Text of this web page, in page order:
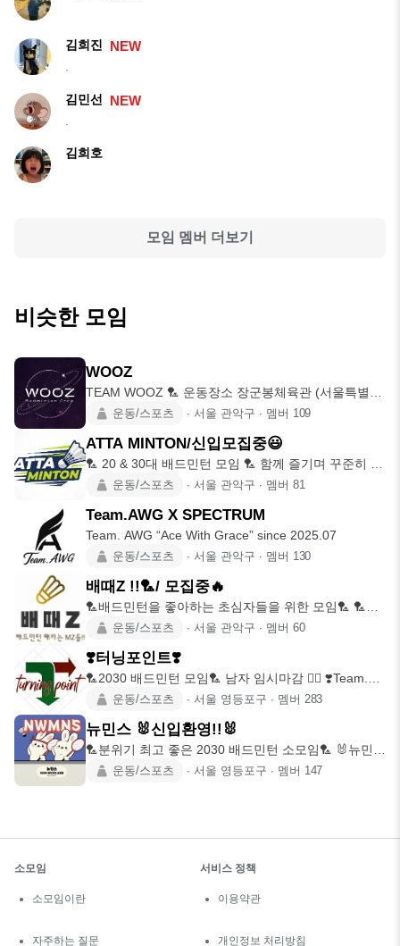
김희진 NEW
김민선 NEW
김희호
모임 멤버 더보기
비슷한 모임
WOOZ
TEAM WOOZ 🏸 운동장소 장군봉체육관 (서울특별시
관악구 남부순
운동/스포츠 ∙ 서울 관악구 ∙ 멤버 109
ATTA MINTON/신입모집중😃
🏸 20 & 30대 배드민턴 모임 🏸 함께 즐기며 꾸준히 운
동하실 분
운동/스포츠 ∙ 서울 관악구 ∙ 멤버 81
Team.AWG X SPECTRUM
Team. AWG “Ace With Grace” since 2025.07
운동/스포츠 ∙ 서울 관악구 ∙ 멤버 130
배때Z !!🏸/ 모집중🔥
🏸배드민턴을 좋아하는 초심자들을 위한 모임🏸 🏸모
임 내 셔틀콕 판매🏸
운동/스포츠 ∙ 서울 관악구 ∙ 멤버 60
❣️터닝포인트❣️
🏸2030 배드민턴 모임🏸 남자 임시마감 ✋🏻 ❣️Team.
Turni 운동/스포츠 ∙ 서울 영등포구 ∙ 멤버 283
뉴민스 🐰신입환영!!🐰
🏸분위기 최고 좋은 2030 배드민턴 소모임🏸 🐰뉴민스
🐰 Since 2
운동/스포츠 ∙ 서울 영등포구 ∙ 멤버 147
소모임
소모임이란
자주하는 질문
서비스 정책
이용약관
개인정보 처리방침